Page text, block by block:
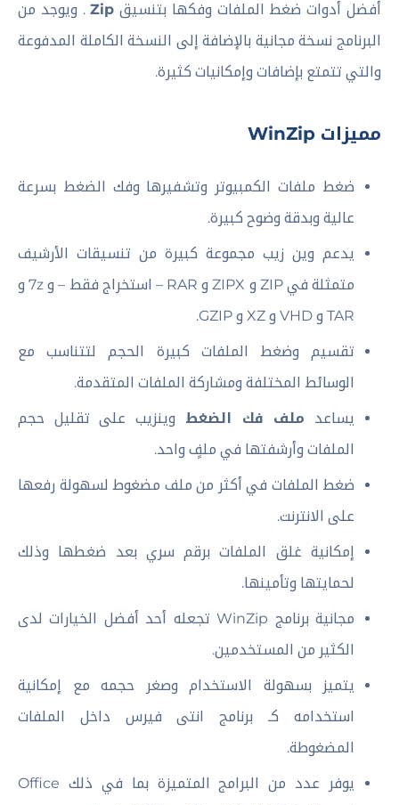
أفضل أدوات ضغط الملفات وفكها بتنسيق Zip. ويوجد من
البرنامج نسخة مجانية بالإضافة إلى النسخة الكاملة المدفوعة
والتي تتمتع بإضافات وإمكانيات كثيرة.
مميزات WinZip
ضغط ملفات الكمبيوتر وتشفيرها وفك الضغط بسرعة
عالية وبدقة وضوح كبيرة.
يدعم وين زيب مجموعة كبيرة من تنسيقات الأرشيف
متمثلة في ZIP و ZIPX و RAR – استخراج فقط – و 7z و
TAR و VHD و XZ و GZIP.
تقسيم وضغط الملفات كبيرة الحجم لتتناسب مع
الوسائط المختلفة ومشاركة الملفات المتقدمة.
يساعد ملف فك الضغط وينزيب على تقليل حجم
الملفات وأرشفتها في ملفٍ واحد.
ضغط الملفات في أكثر من ملف مضغوط لسهولة رفعها
على الانترنت.
إمكانية غلق الملفات برقم سري بعد ضغطها وذلك
لحمايتها وتأمينها.
مجانية برنامج WinZip تجعله أحد أفضل الخيارات لدى
الكثير من المستخدمين.
يتميز بسهولة الاستخدام وصغر حجمه مع إمكانية
استخدامه كـ برنامج انتى فيرس داخل الملفات
المضغوطة.
يوفر عدد من البرامج المتميزة بما في ذلك Office